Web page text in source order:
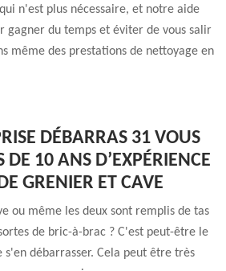
n'est plus nécessaire, et notre aide
gagner du temps et éviter de vous salir
même des prestations de nettoyage en
DÉBARRAS 31 VOUS
DE 10 ANS D’EXPÉRIENCE
GRENIER ET CAVE
ou même les deux sont remplis de tas
de bric-à-brac ? C'est peut-être le
débarrasser. Cela peut être très